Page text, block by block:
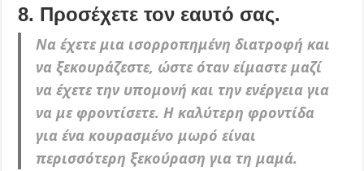
8. Προσέχετε τον εαυτό σας.
Να έχετε μια ισορροπημένη διατροφή και
να ξεκουράζεστε, ώστε όταν είμαστε μαζί
να έχετε την υπομονή και την ενέργεια για
να με φροντίσετε. Η καλύτερη φροντίδα
για ένα κουρασμένο μωρό είναι
περισσότερη ξεκούραση για τη μαμά.